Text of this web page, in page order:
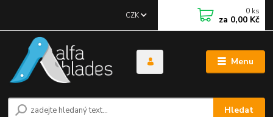
Menu
CZK
Hledat
0 ks
za 0,00 Kč